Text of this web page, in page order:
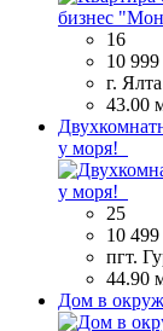
16
10 999
г. Ялта
43.00
у моря!
25
10
пгт.
44.90
Дом в